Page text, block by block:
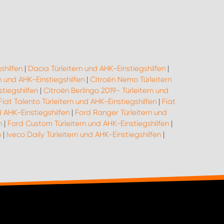
| Dacia Türleitern und AHK-Einstiegshilfen |
AHK-Einstiegshilfen | Citroën Nemo Türleitern
| Citroën Berlingo 2019- Türleitern und
Talento Türleitern und AHK-Einstiegshilfen| Fiat
Einstiegshilfen | Ford Ranger Türleitern und
| Ford Custom Türleitern und AHK-Einstiegshilfen |
| Iveco Daily Türleitern und AHK-Einstiegshilfen |